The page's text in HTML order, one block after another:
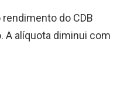
rendimento do CDB
A alíquota diminui com